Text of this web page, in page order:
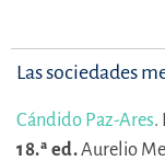
Las sociedades
Cándido Paz-Ares.
18.ª ed.Aurelio